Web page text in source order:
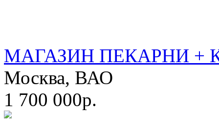
МАГАЗИН ПЕКАРНИ +
Москва, ВАО
1 700 000р.